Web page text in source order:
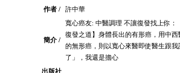
作者 /
許中華
簡介 /
寬心癌友: 中醫調理 不讓復發找上你：
復發之道】身體長出的有形癌，用中
的無形癌，則以寬心來醫即使醫生跟我
了」，我還是擔心
出版社